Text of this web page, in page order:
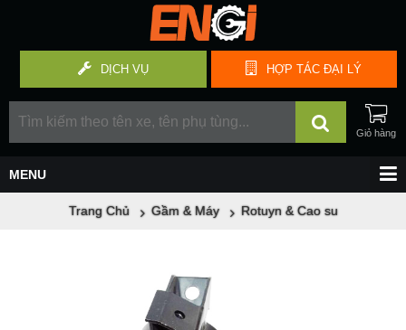
HỢP TÁC ĐẠI LÝ
DỊCH VỤ
Trang Chủ Gầm & Máy Rotuyn & Cao su